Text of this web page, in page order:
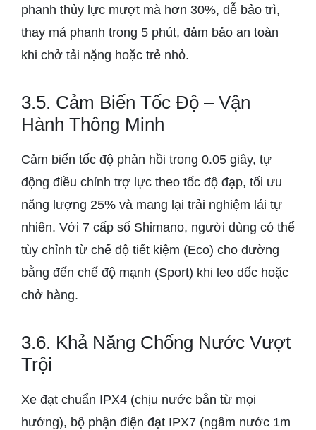
phanh thủy lực mượt mà hơn 30%, dễ bảo trì,
thay má phanh trong 5 phút, đảm bảo an toàn
khi chở tải nặng hoặc trẻ nhỏ.
3.5. Cảm Biến Tốc Độ – Vận
Hành Thông Minh
Cảm biến tốc độ phản hồi trong 0.05 giây, tự
động điều chỉnh trợ lực theo tốc độ đạp, tối ưu
năng lượng 25% và mang lại trải nghiệm lái tự
nhiên. Với 7 cấp số Shimano, người dùng có thể
tùy chỉnh từ chế độ tiết kiệm (Eco) cho đường
bằng đến chế độ mạnh (Sport) khi leo dốc hoặc
chở hàng.
3.6. Khả Năng Chống Nước Vượt
Trội
Xe đạt chuẩn IPX4 (chịu nước bắn từ mọi
hướng), bộ phận điện đạt IPX7 (ngâm nước 1m